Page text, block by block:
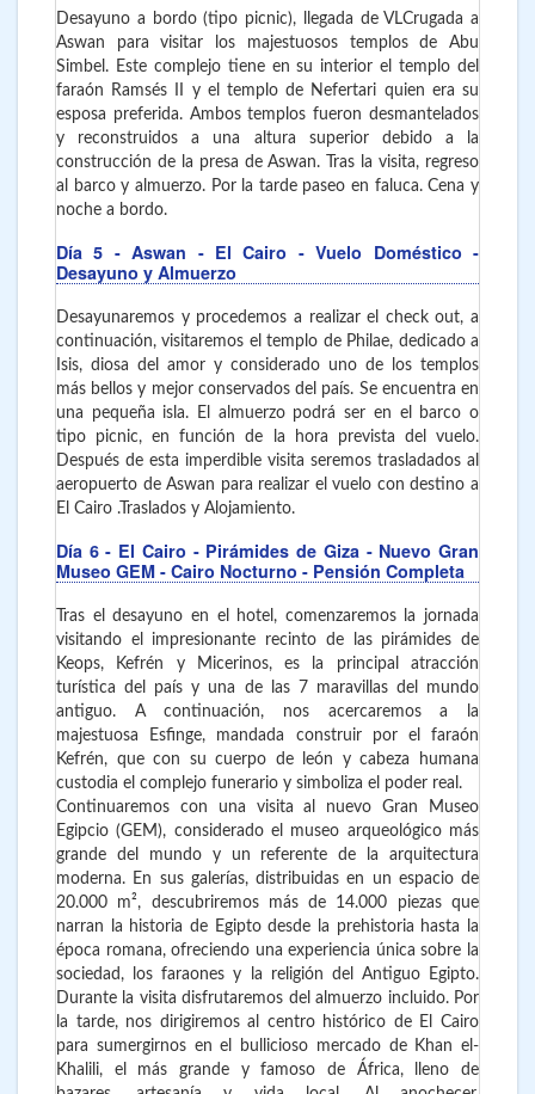
Desayuno a bordo (tipo picnic), llegada de VLCrugada a
Aswan para visitar los majestuosos templos de Abu
Simbel. Este complejo tiene en su interior el templo del
faraón Ramsés II y el templo de Nefertari quien era su
esposa preferida. Ambos templos fueron desmantelados
y reconstruidos a una altura superior debido a la
construcción de la presa de Aswan. Tras la visita, regreso
al barco y almuerzo. Por la tarde paseo en faluca. Cena y
noche a bordo.
Día 5 - Aswan - El Cairo - Vuelo Doméstico -
Desayuno y Almuerzo
Desayunaremos y procedemos a realizar el check out, a
continuación, visitaremos el templo de Philae, dedicado a
Isis, diosa del amor y considerado uno de los templos
más bellos y mejor conservados del país. Se encuentra en
una pequeña isla. El almuerzo podrá ser en el barco o
tipo picnic, en función de la hora prevista del vuelo.
Después de esta imperdible visita seremos trasladados al
aeropuerto de Aswan para realizar el vuelo con destino a
El Cairo .Traslados y Alojamiento.
Día 6 - El Cairo - Pirámides de Giza - Nuevo Gran
Museo GEM - Cairo Nocturno - Pensión Completa
Tras el desayuno en el hotel, comenzaremos la jornada
visitando el impresionante recinto de las pirámides de
Keops, Kefrén y Micerinos, es la principal atracción
turística del país y una de las 7 maravillas del mundo
antiguo. A continuación, nos acercaremos a la
majestuosa Esfinge, mandada construir por el faraón
Kefrén, que con su cuerpo de león y cabeza humana
custodia el complejo funerario y simboliza el poder real.
Continuaremos con una visita al nuevo Gran Museo
Egipcio (GEM), considerado el museo arqueológico más
grande del mundo y un referente de la arquitectura
moderna. En sus galerías, distribuidas en un espacio de
20.000 m², descubriremos más de 14.000 piezas que
narran la historia de Egipto desde la prehistoria hasta la
época romana, ofreciendo una experiencia única sobre la
sociedad, los faraones y la religión del Antiguo Egipto.
Durante la visita disfrutaremos del almuerzo incluido. Por
la tarde, nos dirigiremos al centro histórico de El Cairo
para sumergirnos en el bullicioso mercado de Khan el-
Khalili, el más grande y famoso de África, lleno de